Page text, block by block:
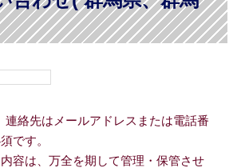
連絡先はメールアドレスまたは電話番
です。
容は、万全を期して管理・保管させ